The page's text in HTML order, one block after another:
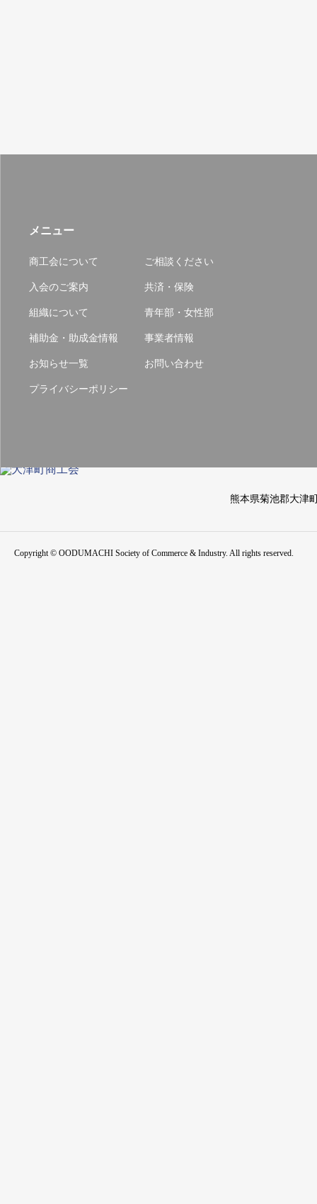
メニュー
商工会について ご相談ください
入会のご案内 共済・保険
組織について 青年部・女性部
補助金・助成金情報 事業者情報
お知らせ一覧 お問い合わせ
プライバシーポリシー
熊本県菊池郡大津
Copyright © OODUMACHI Society of Commerce & Industry. All rights reserved.